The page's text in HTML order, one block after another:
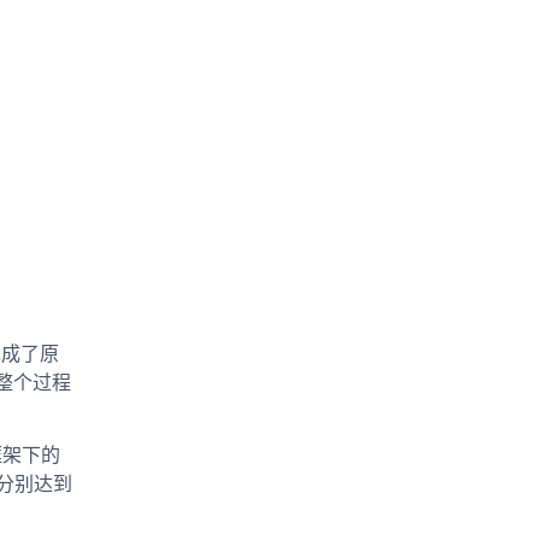
了原
个过程
下的
别达到